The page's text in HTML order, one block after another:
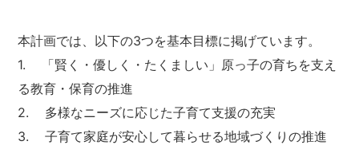
本計画では、以下の3つを基本目標に掲げています。
1. 「賢く・優しく・たくましい」原っ子の育ちを支え
る教育・保育の推進
2. 多様なニーズに応じた子育て支援の充実
3. 子育て家庭が安心して暮らせる地域づくりの推進